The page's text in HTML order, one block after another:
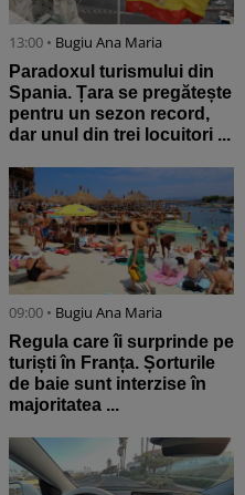
13:00 • Bugiu ⁠Ana Maria
Paradoxul turismului din
Spania. Țara se pregătește
pentru un sezon record,
dar unul din trei locuitori ...
09:00 • Bugiu ⁠Ana Maria
Regula care îi surprinde pe
turiști în Franța. Șorturile
de baie sunt interzise în
majoritatea ...